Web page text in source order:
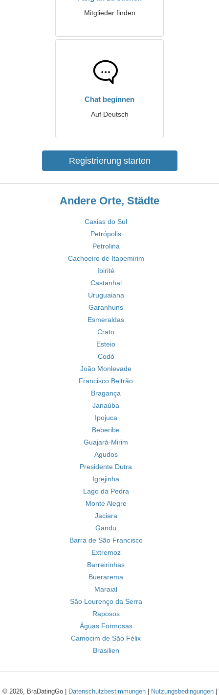
Mitglieder finden
Chat beginnen
Auf Deutsch
Registrierung starten
Andere Orte, Städte
Caxias do Sul
Petrópolis
Petrolina
Cachoeiro de Itapemirim
Ibirité
Castanhal
Uruguaiana
Garanhuns
Esmeraldas
Crato
Esteio
Codó
João Monlevade
Francisco Beltrão
Bragança
Janaúba
Ipojuca
Beberibe
Guajará-Mirim
Agudos
Presidente Dutra
Igrejinha
Lago da Pedra
Monte Alegre
Jaciara
Gandu
Barra de São Francisco
Extremoz
Barreirinhas
Buerarema
Maraial
São Lourenço da Serra
Raposos
Águas Formosas
Camocim de São Félix
Brasilien
© 2026, BraDatingGo | Datenschutzbestimmungen| Nutzungsbedingungen|